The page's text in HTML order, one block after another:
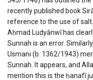
recently published book
reference to the use of
Aḥmad Ludyānwī has
Sunnah is an error.
Usmani (b. 1362/1943)
Sunnah. It appears, and
mention this is the ḥanafī